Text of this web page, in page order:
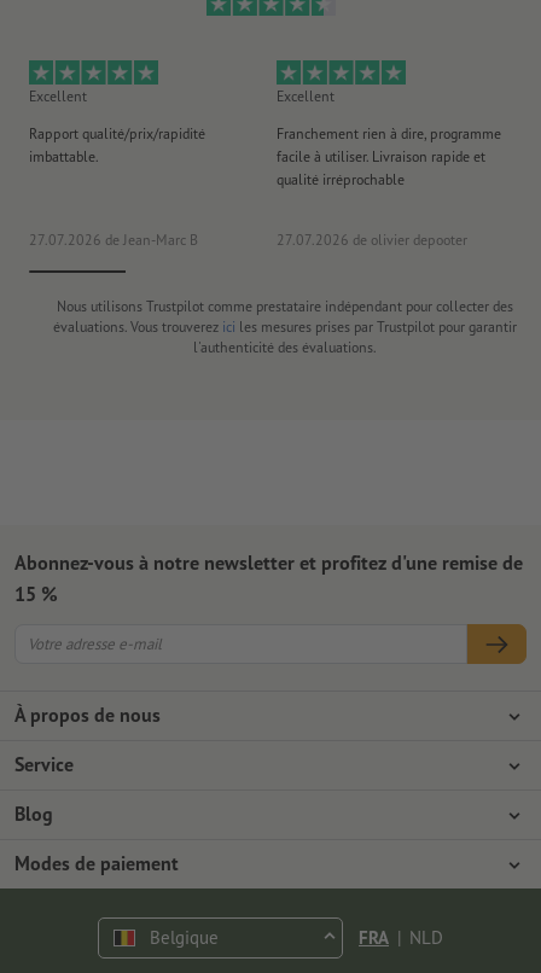
Excellent
Rapport qualité/prix/rapidité
imbattable.
27.07.2026 de Jean-Marc B
Excellent
Franchement rien à dire, programme
facile à utiliser. Livraison rapide et
qualité irréprochable
27.07.2026 de olivier depooter
Nous utilisons Trustpilot comme prestataire indépendant pour collecter des
évaluations. Vous trouverez ici les mesures prises par Trustpilot pour garantir
l'authenticité des évaluations.
À propos de nous
L'entreprise
Protection de l'environnement
Service
Modes de paiement
Expédition
Programme Premium
Blog
Tutoriels Photoshop
Polices & Fonts gratuits
Modes de paiement
Abonnez-vous à notre newsletter et profitez d'une remise de
15 %
Belgique FRA | NLD